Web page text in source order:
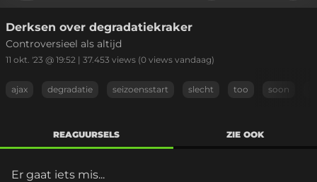
Link kopiëren
Derksen over degradatiekraker
Controversieel als altijd
11 okt. '23 @ 19:52 | 37.453 views (0 views vandaag)
ajax degradatie seizoensstart slecht too soon
REAGUURSELS ZIE OOK
Er gaat iets mis...